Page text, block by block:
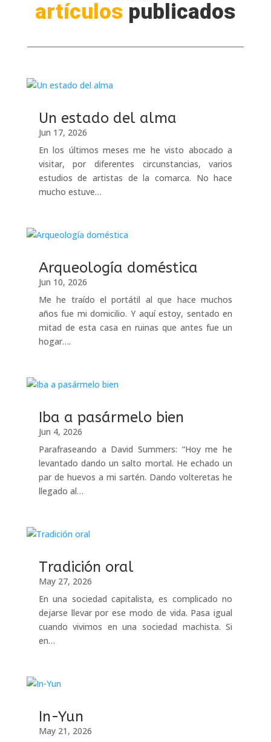
artículos publicados
Un estado del alma
Jun 17, 2026
En los últimos meses me he visto abocado a
visitar, por diferentes circunstancias, varios
estudios de artistas de la comarca. No hace
mucho estuve…
Arqueología doméstica
Jun 10, 2026
Me he traído el portátil al que hace muchos
años fue mi domicilio. Y aquí estoy, sentado en
mitad de esta casa en ruinas que antes fue un
hogar….
Iba a pasármelo bien
Jun 4, 2026
Parafraseando a David Summers: “Hoy me he
levantado dando un salto mortal. He echado un
par de huevos a mi sartén. Dando volteretas he
llegado al…
Tradición oral
May 27, 2026
En una sociedad capitalista, es complicado no
dejarse llevar por ese modo de vida. Pasa igual
cuando vivimos en una sociedad machista. Si
en…
In-Yun
May 21, 2026